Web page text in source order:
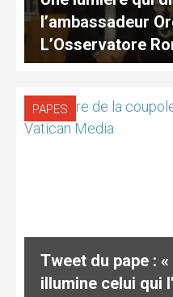
l’ambassadeur
L’Osservatore
PAPES
Tweet du pape :
illumine celui qui